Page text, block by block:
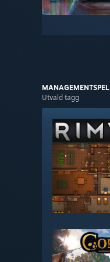
MANAGEMENT­SPEL
Utvald tagg